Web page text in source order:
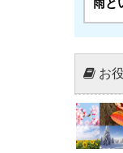
お